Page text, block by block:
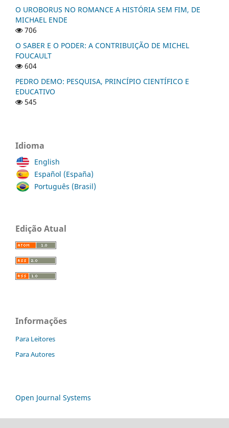
O UROBORUS NO ROMANCE A HISTÓRIA SEM FIM, DE
MICHAEL ENDE
706
O SABER E O PODER: A CONTRIBUIÇÃO DE MICHEL
FOUCAULT
604
PEDRO DEMO: PESQUISA, PRINCÍPIO CIENTÍFICO E
EDUCATIVO
545
Idioma
English
Español (España)
Português (Brasil)
Edição Atual
Informações
Para Leitores
Para Autores
Open Journal Systems